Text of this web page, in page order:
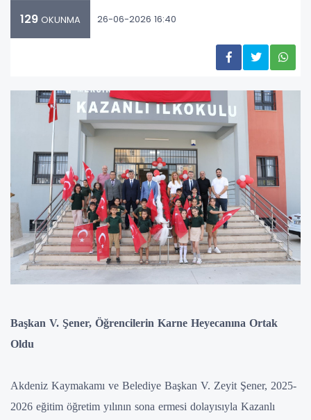
129 OKUNMA 26-06-2026 16:40
Başkan V. Şener, Öğrencilerin Karne Heyecanına Ortak
Oldu
Akdeniz Kaymakamı ve Belediye Başkan V. Zeyit Şener, 2025-
2026 eğitim öğretim yılının sona ermesi dolayısıyla Kazanlı